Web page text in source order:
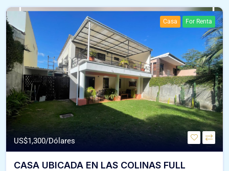
Casa For Renta
US$1,300/Dólares
CASA UBICADA EN LAS COLINAS FULL